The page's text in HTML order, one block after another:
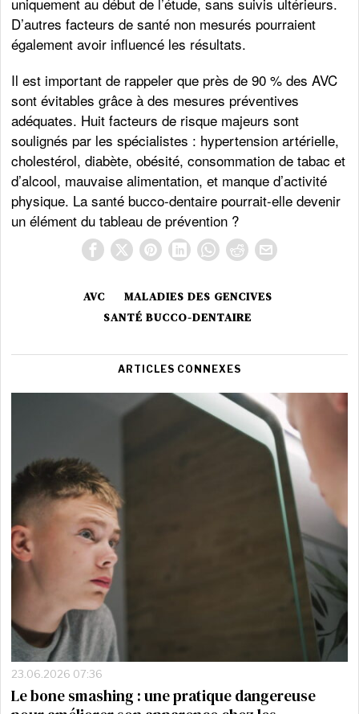
D’autres facteurs de santé non mesurés pourraient
également avoir influencé les résultats.
Il est important de rappeler que près de 90 % des AVC
sont évitables grâce à des mesures préventives
adéquates. Huit facteurs de risque majeurs sont
soulignés par les spécialistes : hypertension artérielle,
cholestérol, diabète, obésité, consommation de tabac et
d’alcool, mauvaise alimentation, et manque d’activité
physique. La santé bucco-dentaire pourrait-elle devenir
un élément du tableau de prévention ?
AVC
MALADIES DES GENCIVES
SANTÉ BUCCO-DENTAIRE
ARTICLES CONNEXES
23.06.2026 07:36
Le bone smashing : une pratique dangereuse